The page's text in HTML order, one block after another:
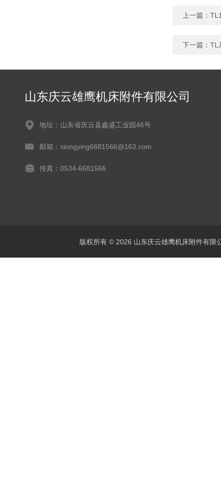
上一篇：
下一篇： TL
山东庆云雄鹰机床附件有限公司
地址：山东省庆云县鑫盛工业园46号
邮箱：xiongying6681566@163.com
传真：0534-6681566
版权所有 © 2026 山东庆云雄鹰机床附件有